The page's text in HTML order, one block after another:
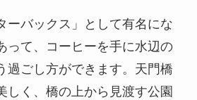
ーバックス」として有名にな
って、コーヒーを手に水辺の
過ごし方ができます。天門橋
しく、橋の上から見渡す公園